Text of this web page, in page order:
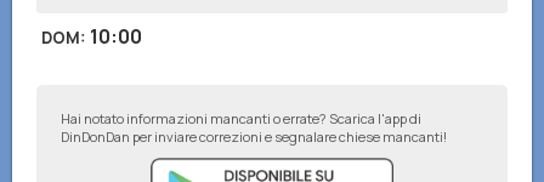
DOM: 10:00
Hai notato informazioni mancanti o errate? Scarica l'app di
DinDonDan per inviare correzioni e segnalare chiese mancanti!